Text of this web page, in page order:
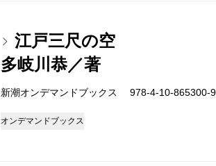
江戸三尺の空
多岐川恭／著
新潮オンデマンドブックス 978-4-10-
オンデマンドブックス